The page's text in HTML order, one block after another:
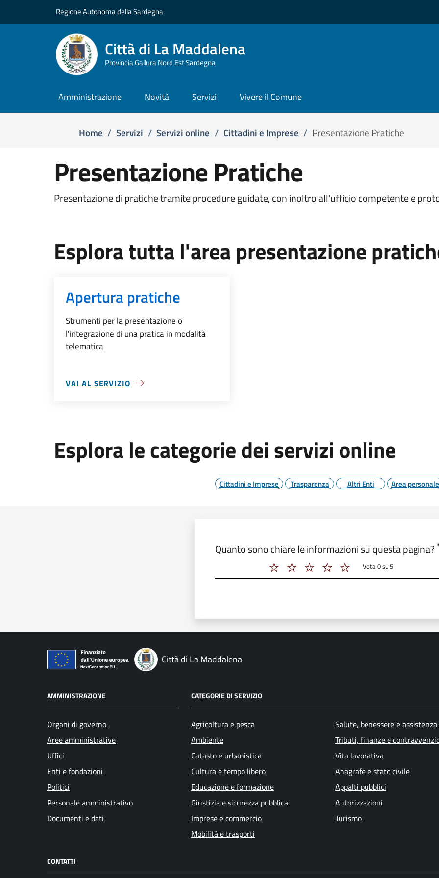
Salta e vai al contenuto
Salta e vai al footer
Regione Autonoma della Sardegna
Città di La Maddalena
Provincia Gallura Nord Est Sardegna
Amministrazione Novità Servizi Vivere il Comune
Home / Servizi / Servizi online / Cittadini e Imprese / Presentazione Pratiche
Presentazione Pratiche
Presentazione di pratiche tramite procedure guidate, con inoltro all'ufficio competente e
Esplora tutta l'area presentazione
Apertura pratiche
Strumenti per la presentazione o
l'integrazione di una pratica in modalità
telematica
VAI AL SERVIZIO
SU APERTURA PRATICHE
Esplora le categorie dei servizi online
Cittadini e Imprese Trasparenza Altri Enti Area personale
Quanto sono chiare le informazioni su questa pagina? *
Vota 2 su 5
Vota 3 su 5
Vota 4 su 5
Vota 5 su 5
Vota 6 su 5
Vota 0 su 5
Città di La Maddalena
AMMINISTRAZIONE
Organi di governo
Aree amministrative
Uffici
Enti e fondazioni
Politici
Personale amministrativo
Documenti e dati
CATEGORIE DI SERVIZIO
Agricoltura e pesca
Ambiente
Catasto e urbanistica
Cultura e tempo libero
Educazione e formazione
Giustizia e sicurezza pubblica
Imprese e commercio
Mobilità e trasporti
Salute, benessere e assistenza
Tributi, finanze e
Vita lavorativa
Anagrafe e stato civile
Appalti pubblici
Autorizzazioni
Turismo
CONTATTI